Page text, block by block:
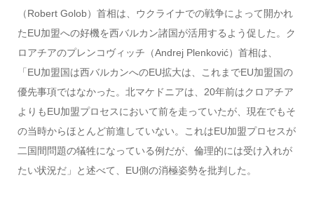
（Robert Golob）首相は、ウクライナでの戦争によって開かれ
たEU加盟への好機を西バルカン諸国が活用するよう促した。ク
ロアチアのプレンコヴィッチ（Andrej Plenković）首相は、
「EU加盟国は西バルカンへのEU拡大は、これまでEU加盟国の
優先事項ではなかった。北マケドニアは、20年前はクロアチア
よりもEU加盟プロセスにおいて前を走っていたが、現在でもそ
の当時からほとんど前進していない。これはEU加盟プロセスが
二国間問題の犠牲になっている例だが、倫理的には受け入れが
たい状況だ」と述べて、EU側の消極姿勢を批判した。